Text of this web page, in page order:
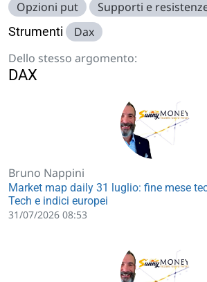
Opzioni put
Supporti e
Strumenti
Dax
Dello stesso argomento:
DAX
Bruno Nappini
Market map daily 31 luglio: fine mese
Tech e indici europei
31/07/2026 08:53